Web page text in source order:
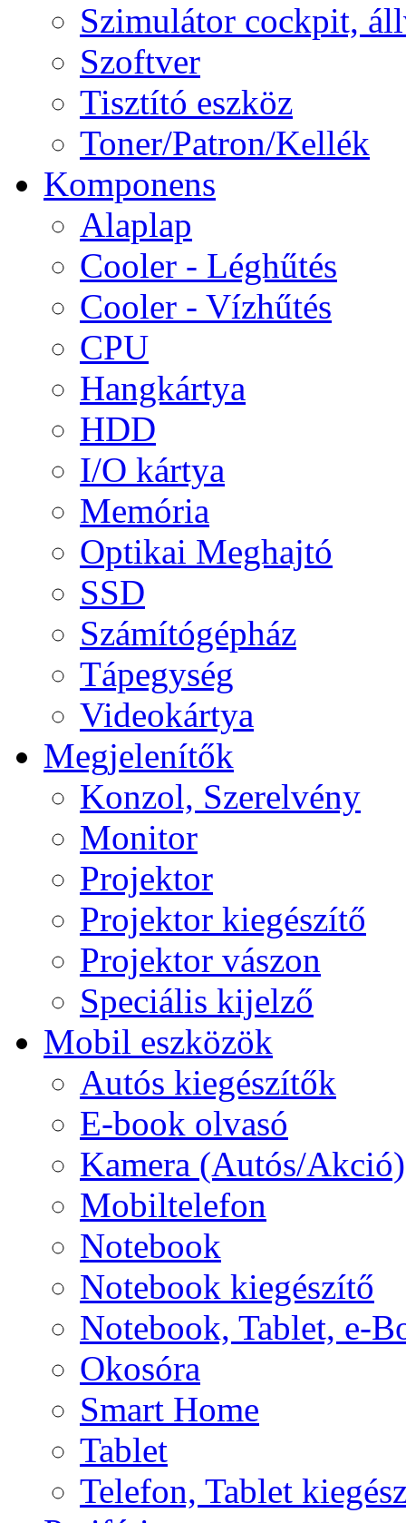
Szimulátor cockpit,
Szoftver
Tisztító eszköz
Toner/Patron/Kellék
Komponens
Alaplap
Cooler - Léghűtés
Cooler - Vízhűtés
CPU
Hangkártya
HDD
I/O kártya
Memória
Optikai Meghajtó
SSD
Számítógépház
Tápegység
Videokártya
Megjelenítők
Konzol, Szerelvény
Monitor
Projektor
Projektor kiegészítő
Projektor vászon
Speciális kijelző
Mobil eszközök
Autós kiegészítők
E-book olvasó
Kamera (Autós/Akció)
Mobiltelefon
Notebook
Notebook kiegészítő
Notebook, Tablet, e-
Okosóra
Smart Home
Tablet
Telefon, Tablet